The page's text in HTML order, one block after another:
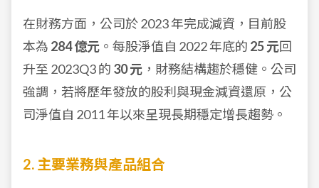
在財務方面，公司於 2023 年完成減資，目前股
本為 284 億元 。每股淨值自 2022 年底的 25 元回
升至 2023Q3 的 30 元 ，財務結構趨於穩健。公司
強調，若將歷年發放的股利與現金減資還原，公
司淨值自 2011 年以來呈現長期穩定增長趨勢。
2. 主要業務與產品組合